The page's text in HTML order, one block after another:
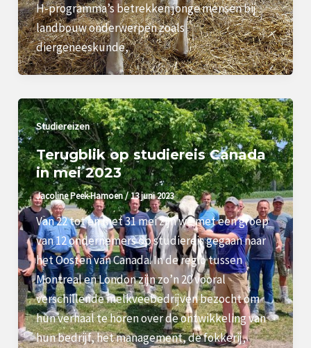
H-programma’s betrekken jonge mensen bij
landbouw onderwerpen zoals
diergeneeskunde,
Studiereizen
Terugblik op studiereis Canada
in mei 2023
Jacoline Peek-Hamoen/13 juni 2023
Van 22 tot en met 31 mei zijn we met een groep
van 12 ondernemers op studiereis gegaan naar
het Oosten van Canada. In de regio tussen
Montreal en London zijn zo’n 20 vooral
verschillende melkveebedrijven bezocht om
hun verhaal te horen over de ontwikkeling van
hun bedrijf, het management, de fokkerij,